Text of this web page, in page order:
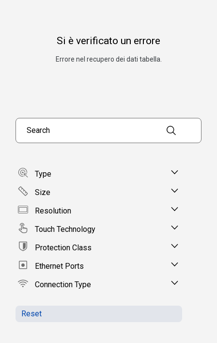
Search products
Type
Size
Resolution
Touch Technology
Protection Class
Ethernet Ports
Connection Type
Reset
Si è verificato un errore
Errore nel recupero dei dati tabella.